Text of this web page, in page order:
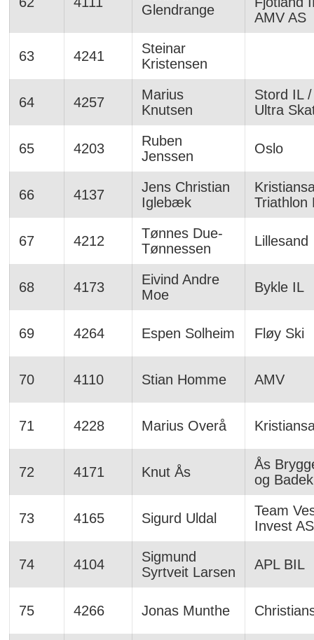
Glendrange
AMV AS
63 4241
Steinar
Kristensen
64 4257
Marius
Knutsen
Stord IL
Ultra
65 4203
Ruben
Jenssen
Oslo
66 4137
Jens Christian
Iglebæk
Triathlon
67 4212
Tønnes Due-
Tønnessen
Lillesand
68 4173
Eivind Andre
Moe
Bykle IL
69 4264 Espen Solheim Fløy Ski
70 4110 Stian Homme AMV
71 4228 Marius Overå
72 4171 Knut Ås
Ås
og
73 4165 Sigurd Uldal
Team
Invest AS
74 4104
Sigmund
Syrtveit Larsen
APL BIL
75 4266 Jonas Munthe